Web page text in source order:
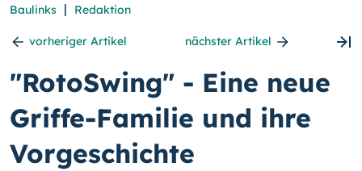
Baulinks | Redaktion
vorheriger Artikel nächster Artikel
"RotoSwing" - Eine neue
Griffe-Familie und ihre
Vorgeschichte